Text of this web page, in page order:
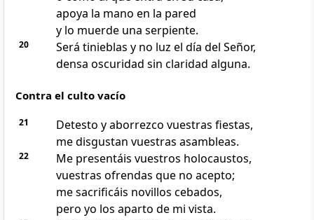
apoya la mano en la pared
y lo muerde una serpiente.
20
Será tinieblas y no luz el día del Señor,
densa oscuridad sin claridad alguna.
Contra el culto vacío
21
Detesto y aborrezco vuestras fiestas,
me disgustan vuestras asambleas.
22
Me presentáis vuestros holocaustos,
vuestras ofrendas que no acepto;
me sacrificáis novillos cebados,
pero yo los aparto de mi vista.